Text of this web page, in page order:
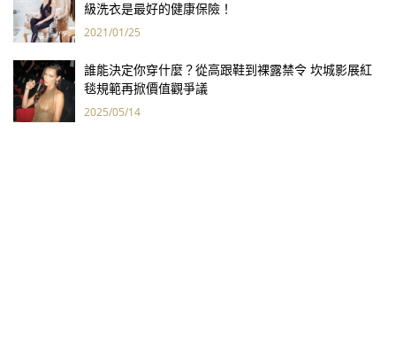
級洗衣是最好的健康保險！
2021/01/25
誰能決定你穿什麼？從高跟鞋到裸露禁令 坎城影展紅
毯規範再掀價值觀爭議
2025/05/14